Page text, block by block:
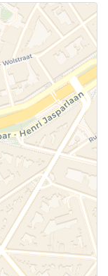
informację o